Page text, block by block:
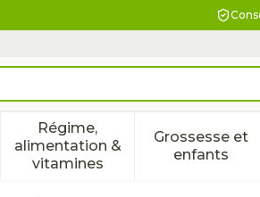
sous-menu pour la catégorie
Régime,
alimentation &
vitamines
Afficher le sous-menu
Grossesse et
enfantsAfficher